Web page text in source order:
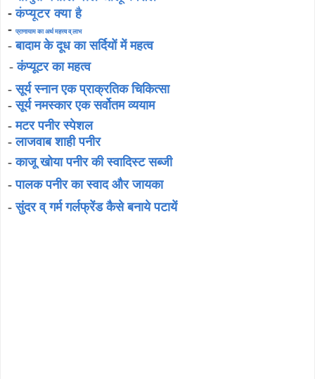
-कंप्यूटर क्या है
- प्राणायाम का अर्थ महत्त्व व् लाभ
-बादाम के दूध का सर्दियों में महत्व
-कंप्यूटर का महत्व
-सूर्य स्नान एक प्राक्रतिक चिकित्सा
-सूर्य नमस्कार एक सर्वोतम व्ययाम
-मटर पनीर स्पेशल
-लाजवाब शाही पनीर
-काजू खोया पनीर की स्वादिस्ट सब्जी
-पालक पनीर का स्वाद और जायका
-सुंदर व् गर्म गर्लफ्रेंड कैसे बनाये पटायें